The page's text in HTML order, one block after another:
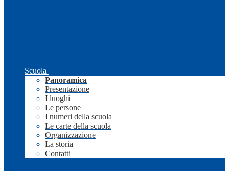
Scuola
Panoramica
Presentazione
I luoghi
Le persone
I numeri della scuola
Le carte della scuola
Organizzazione
La storia
Contatti